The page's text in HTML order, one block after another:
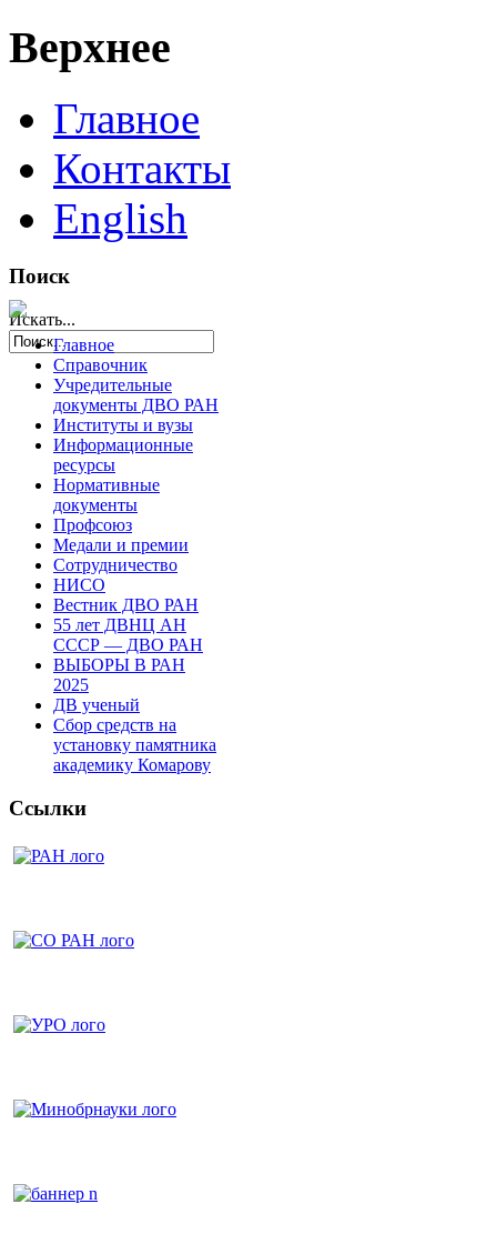
Верхнее
Главное
Контакты
English
Поиск
Искать...
Главное
Справочник
Учредительные
документы ДВО РАН
Институты и вузы
Информационные
ресурсы
Нормативные
документы
Профсоюз
Медали и премии
Сотрудничество
НИСО
Вестник ДВО РАН
55 лет ДВНЦ АН
СССР — ДВО РАН
ВЫБОРЫ В РАН
2025
ДВ ученый
Сбор средств на
установку памятника
академику Комарову
Ссылки